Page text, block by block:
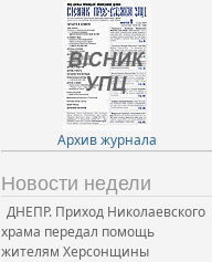
Архив журнала
Новости недели
ДНЕПР. Приход Николаевского
храма передал помощь
жителям Херсонщины